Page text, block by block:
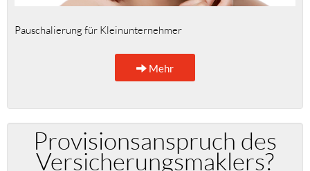
Pauschalierung für Kleinunternehmer
Mehr
Provisionsanspruch des
Versicherungsmaklers?